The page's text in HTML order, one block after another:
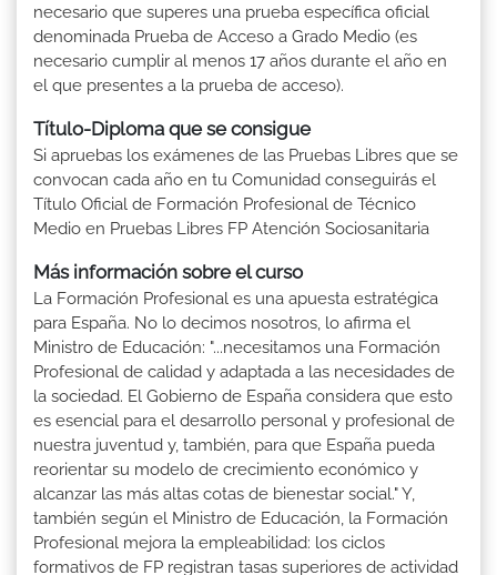
necesario que superes una prueba específica oficial
denominada Prueba de Acceso a Grado Medio (es
necesario cumplir al menos 17 años durante el año en
el que presentes a la prueba de acceso).
Título-Diploma que se consigue
Si apruebas los exámenes de las Pruebas Libres que se
convocan cada año en tu Comunidad conseguirás el
Título Oficial de Formación Profesional de Técnico
Medio en Pruebas Libres FP Atención Sociosanitaria
Más información sobre el curso
La Formación Profesional es una apuesta estratégica
para España. No lo decimos nosotros, lo afirma el
Ministro de Educación: "...necesitamos una Formación
Profesional de calidad y adaptada a las necesidades de
la sociedad. El Gobierno de España considera que esto
es esencial para el desarrollo personal y profesional de
nuestra juventud y, también, para que España pueda
reorientar su modelo de crecimiento económico y
alcanzar las más altas cotas de bienestar social." Y,
también según el Ministro de Educación, la Formación
Profesional mejora la empleabilidad: los ciclos
formativos de FP registran tasas superiores de actividad